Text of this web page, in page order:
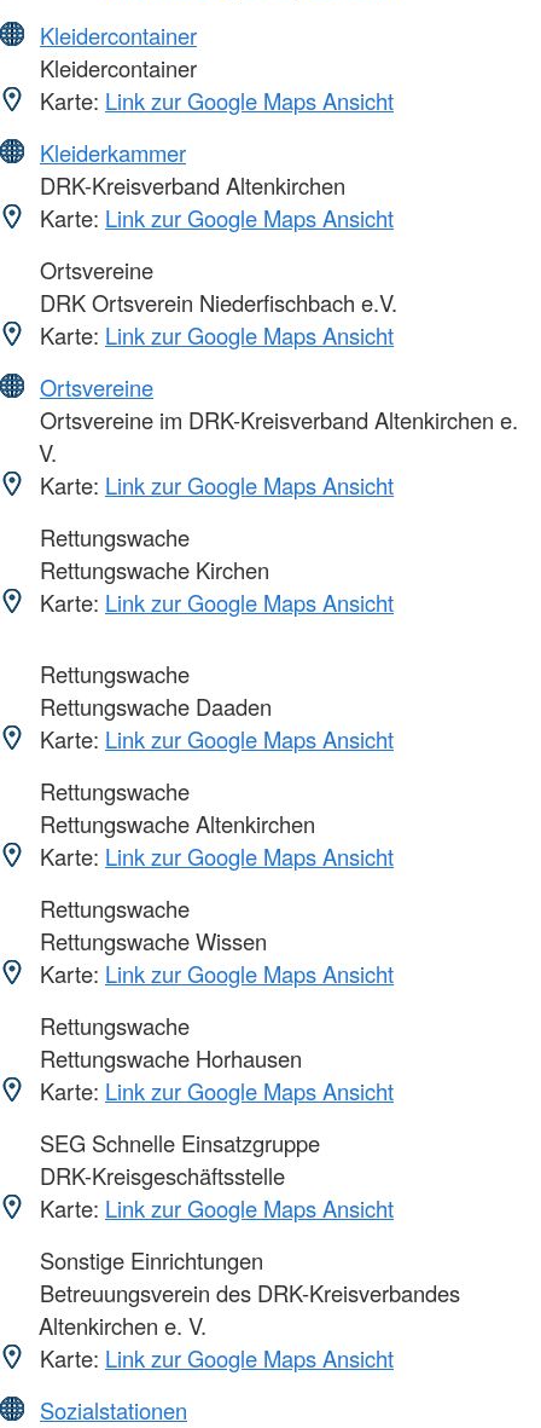
Kleidercontainer
Kleidercontainer
Karte: Link zur Google Maps Ansicht
Kleiderkammer
DRK-Kreisverband Altenkirchen
Karte: Link zur Google Maps Ansicht
Ortsvereine
DRK Ortsverein Niederfischbach e.V.
Karte: Link zur Google Maps Ansicht
Ortsvereine
Ortsvereine im DRK-Kreisverband Altenkirchen e.
V.
Karte: Link zur Google Maps Ansicht
Rettungswache
Rettungswache Kirchen
Karte: Link zur Google Maps Ansicht
Rettungswache
Rettungswache Daaden
Karte: Link zur Google Maps Ansicht
Rettungswache
Rettungswache Altenkirchen
Karte: Link zur Google Maps Ansicht
Rettungswache
Rettungswache Wissen
Karte: Link zur Google Maps Ansicht
Rettungswache
Rettungswache Horhausen
Karte: Link zur Google Maps Ansicht
SEG Schnelle Einsatzgruppe
DRK-Kreisgeschäftsstelle
Karte: Link zur Google Maps Ansicht
Sonstige Einrichtungen
Betreuungsverein des DRK-Kreisverbandes
Altenkirchen e. V.
Karte: Link zur Google Maps Ansicht
Sozialstationen